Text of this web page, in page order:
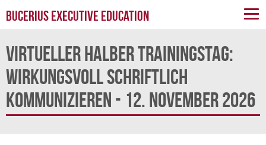
BUCERIUS EXECUTIVE EDUCATION
Virtueller halber Trainingstag:
Wirkungsvoll schriftlich
kommunizieren - 12. November 2026